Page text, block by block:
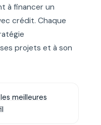
à financer un
crédit. Chaque
projets et à son
meilleures